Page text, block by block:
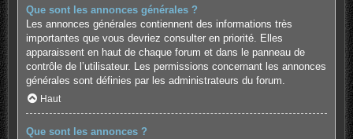
Que sont les annonces générales ?
Les annonces générales contiennent des informations très
importantes que vous devriez consulter en priorité. Elles
apparaissent en haut de chaque forum et dans le panneau de
contrôle de l’utilisateur. Les permissions concernant les annonces
générales sont définies par les administrateurs du forum.
Haut
Que sont les annonces ?